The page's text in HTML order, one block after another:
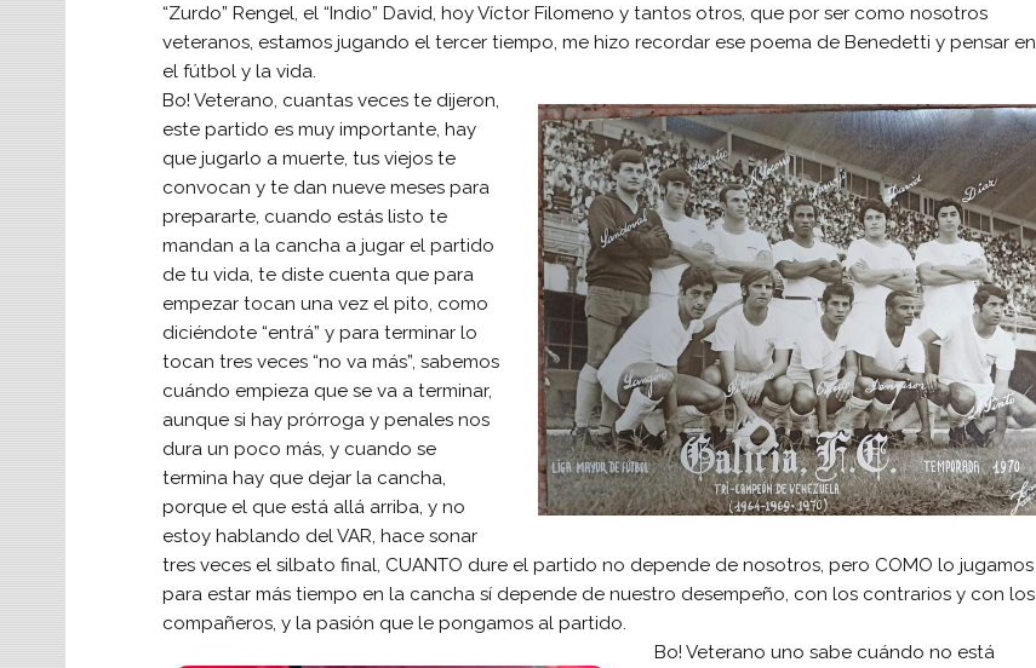
“Zurdo” Rengel, el “Indio” David, hoy Víctor Filomeno y tantos otros, que por ser como nosotros
veteranos, estamos jugando el tercer tiempo, me hizo recordar ese poema de Benedetti y pensar en
el fútbol y la vida.
Bo! Veterano, cuantas veces te dijeron,
este partido es muy importante, hay
que jugarlo a muerte, tus viejos te
convocan y te dan nueve meses para
prepararte, cuando estás listo te
mandan a la cancha a jugar el partido
de tu vida, te diste cuenta que para
empezar tocan una vez el pito, como
diciéndote “entrá” y para terminar lo
tocan tres veces “no va más”, sabemos
cuándo empieza que se va a terminar,
aunque si hay prórroga y penales nos
dura un poco más, y cuando se
termina hay que dejar la cancha,
porque el que está allá arriba, y no
estoy hablando del VAR, hace sonar
tres veces el silbato final, CUANTO dure el partido no depende de nosotros, pero COMO lo jugamos
para estar más tiempo en la cancha sí depende de nuestro desempeño, con los contrarios y con los
compañeros, y la pasión que le pongamos al partido.
Bo! Veterano uno sabe cuándo no está